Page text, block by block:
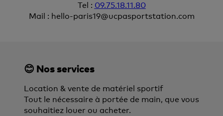
Tel : 09.75.18.11.80
Mail : hello-paris19@ucpasportstation.com
😊 Nos services
Location & vente de matériel sportif
Tout le nécessaire à portée de main, que vous
souhaitiez louer ou acheter.